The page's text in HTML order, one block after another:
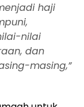
haji
nilai
dan
masing,”